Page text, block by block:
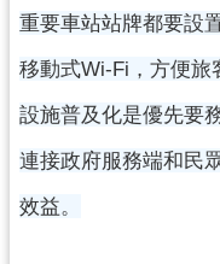
網
隱
私
權
政
重要車站站牌都要設
移動式Wi-Fi，方便旅
設施普及化是優先要
連接政府服務端和民
效益。